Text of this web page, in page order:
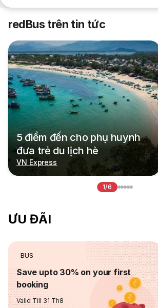
redBus trên tin tức
5 điểm đến cho phụ huynh
đưa trẻ du lịch hè
VN Express
1/6
ƯU ĐÃI
BUS
Save upto 30% on your first
booking
Valid Till 31 Th8